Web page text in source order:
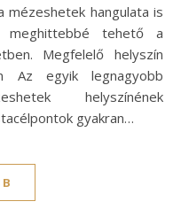
mézeshetek hangulata is
meghittebbé tehető a
Megfelelő helyszín
Az egyik legnagyobb
helyszínének
gyakran…